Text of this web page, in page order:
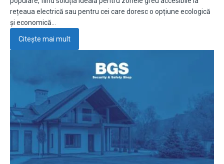
rețeaua electrică sau pentru cei care doresc o opțiune ecologică
și economică…
Citește mai mult